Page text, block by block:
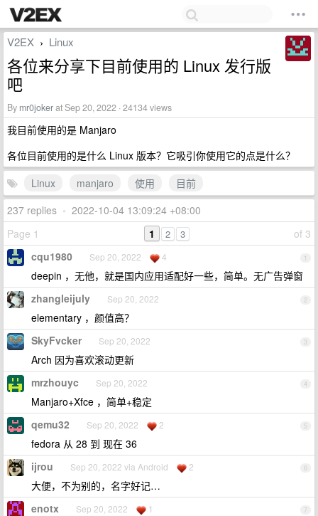
V2EX › Linux
各位来分享下目前使用的 Linux 发行版
吧
By mr0jokerat Sep 20, 2022 · 24134 views
我目前使用的是 Manjaro
各位目前使用的是什么 Linux 版本？它吸引你使用它的点是什么？
Linux
manjaro 使用
目前
237 replies • 2022-10-04 13:09:24 +08:00
Page 1
of 3
1 2 3
1
cqu1980 Sep 20, 2022 4
deepin ，无他，就是国内应用适配好一些，简单。无广告弹窗
2
zhangleijuly Sep 20, 2022
elementary ，颜值高？
3
SkyFvcker Sep 20, 2022
Arch 因为喜欢滚动更新
4
mrzhouyc Sep 20, 2022
Manjaro+Xfce ，简单+稳定
5
qemu32 Sep 20, 2022 2
fedora 从 28 到 现在 36
6
ijrou Sep 20, 2022 via Android 2
大便，不为别的，名字好记…
7
enotx Sep 20, 2022 1